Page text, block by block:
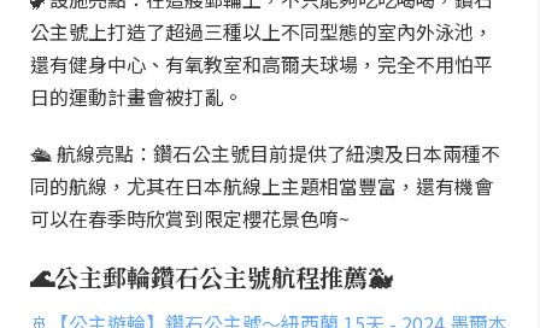
公主號上打造了超過三種以上不同型態的室內外泳池，
還有健身中心、有氧教室和高爾夫球場，完全不用怕平
日的運動計畫會被打亂。
🛳 航線亮點：鑽石公主號目前提供了紐澳及日本兩種不
同的航線，尤其在日本航線上主題相當豐富，還有機會
可以在春季時欣賞到限定櫻花景色唷~
🌊公主郵輪鑽石公主號航程推薦🐳